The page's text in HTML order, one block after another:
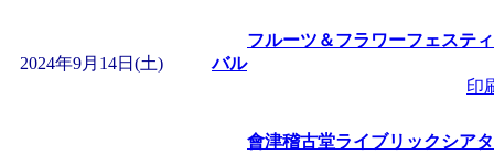
堂島地区歴史ウオ
す」 受付期間：～
「 みなづる号乗車体
2024年9月14日(土)
フルーツ＆フラワーフェスティ
バル
印
會津稽古堂ライブリックシアタ